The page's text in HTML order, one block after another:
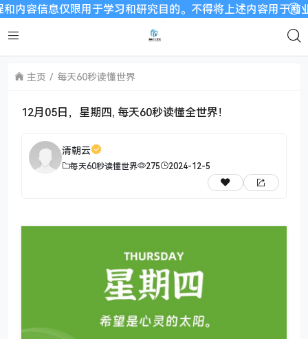
息仅限用于学习和研究目的。不得将上述内容用于商业或
主页 每天60秒读懂世界
12月05日，星期四, 每天60秒读懂全世界！
清朝云
每天60秒读懂世界 275 2024-12-5